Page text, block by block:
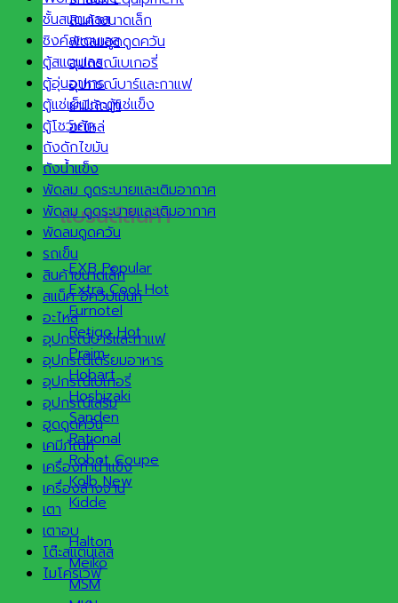
สินค้าขนาดเล็ก
พัดลมฮูดดูดควัน
อุปกรณ์เบเกอรี่
อุปกรณ์บาร์และกาแฟ
เคมีภัณฑ์
อะไหล่
แบรนด์สินค้า
EXB
Extra Cool
Furnotel
Retigo
Praim
Hobart
Hoshizaki
Sanden
Rational
Robot Coupe
Kolb
Kidde
Halton
Meiko
MSM
ชั้นสแตนเลส
ซิงค์สแตนเลส
ตู้สแตนเลส
ตู้อุ่นอาหาร
ตู้แช่เย็นและตู้แช่แข็ง
ตู้โชว์เค้ก
ถังดักไขมัน
ถังน้ำแข็ง
พัดลม ดูดระบายและเติมอากาศ
พัดลม ดูดระบายและเติมอากาศ
พัดลมดูดควัน
รถเข็น
สินค้าขนาดเล็ก
สแน็ค อีควิปเม้นท์
อะไหล่
อุปกรณ์บาร์และกาแฟ
อุปกรณ์เตรียมอาหาร
อุปกรณ์เบเกอรี่
อุปกรณ์เสริม
ฮูดดูดควัน
เคมีภัณฑ์
เครื่องทำน้ำแข็ง
เครื่องล้างจาน
เตา
เตาอบ
โต๊ะสแตนเลส
ไมโครเวฟ